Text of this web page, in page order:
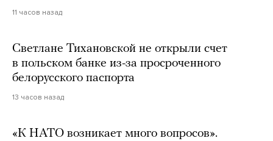
11 часов назад
Светлане Тихановской не открыли счет
в польском банке из-за просроченного
белорусского паспорта
13 часов назад
«К НАТО возникает много вопросов».